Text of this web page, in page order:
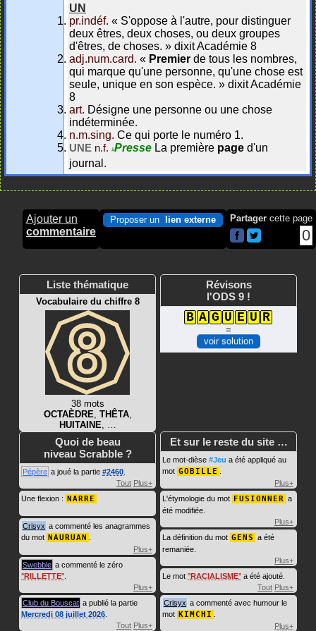
UN
pr.indéf. « S'oppose à l'autre, pour distinguer
deux êtres, deux choses, ou deux groupes
d'êtres, de choses. » dixitAcadémie 8
adj.num.card. « Premier de tous les nombres,
qui marque qu'une personne, qu'une chose est
seule, unique en son espèce. » dixitAcadémie
8
art. Désigne une personne ou une chose
indéterminée.
n.m.sing. Ce qui porte le numéro 1.
UNE n.f. #Presse La première page d'un
journal.
Ajouter un
commentaire
Proposer un lien externe Partager cette page
0
Liste thématique
Vocabulaire du chiffre 8
38 mots
OCTAÈDRE THÊTA,
HUITAINE
Révisons
l'ODS 9 !
B A G U E U R
=
voir solution
Quoi de beau
niveau Scrabble ?
Pépère a joué la partie #2460
Tout Plus+
Une flexion : NARRE
Crisyx a commenté les anagrammes
du mot NAURUAN
Plus+
Swebble a commenté le zéro
RILLETTE
Plus+
Club du Bouscat a publié la partie
Mercredi 08 juillet 2026
Tout Plus+
Et sur le reste du site …
Le mot-dièse #Jeu a été appliqué au
mot GOBILLE
Plus+
L'étymologie du mot FUSIONNER a
été modifiée.
Plus+
La définition du mot GENS a été
remaniée.
Plus+
Le mot RACIALISME a été ajouté.
Tout Plus+
Crisyx a commenté avec humour le
mot KIMCHI
Plus+